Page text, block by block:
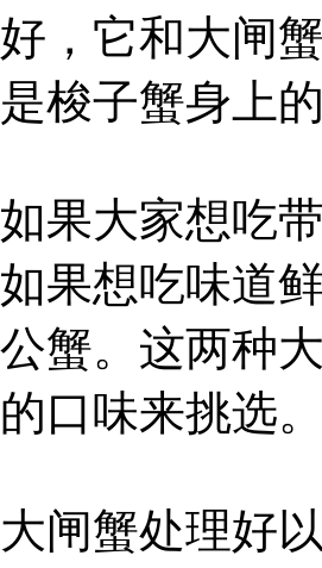
好，它和大闸
是梭子蟹身上
如果大家想吃
如果想吃味道
公蟹。这两种
的口味来挑选。
大闸蟹处理好